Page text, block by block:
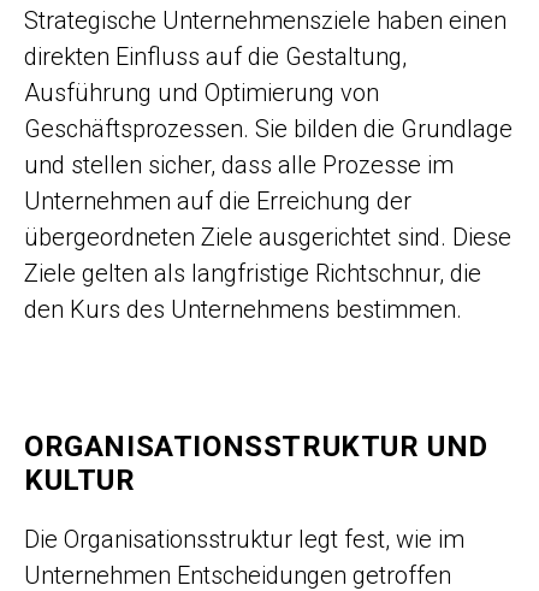
Strategische Unternehmensziele haben einen
direkten Einfluss auf die Gestaltung,
Ausführung und Optimierung von
Geschäftsprozessen. Sie bilden die Grundlage
und stellen sicher, dass alle Prozesse im
Unternehmen auf die Erreichung der
übergeordneten Ziele ausgerichtet sind. Diese
Ziele gelten als langfristige Richtschnur, die
den Kurs des Unternehmens bestimmen.
ORGANISATIONSSTRUKTUR UND
KULTUR
Die Organisationsstruktur legt fest, wie im
Unternehmen Entscheidungen getroffen